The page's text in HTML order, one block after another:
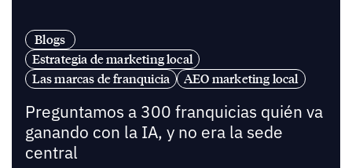
Blogs
Estrategia de marketing local
Las marcas de franquicia
AEO marketing local
Preguntamos a 300 franquicias quién va
ganando con la IA, y no era la sede
central